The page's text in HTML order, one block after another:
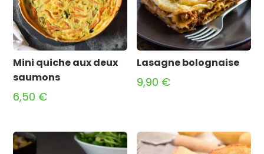
Mini quiche aux deux
saumons
6,50 €
Lasagne bolognaise
9,90 €